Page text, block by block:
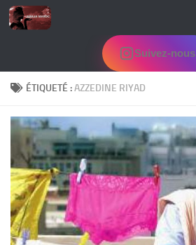
Skip to content
Suivez-nous
ÉTIQUETÉ :AZZEDINE RIYAD